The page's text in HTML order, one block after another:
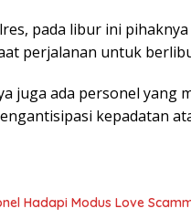
pada libur ini
perjalanan untuk
juga ada personel yang
kepadatan
Hadapi Modus Love